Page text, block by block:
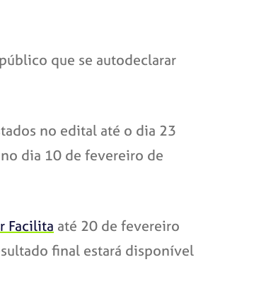
que se autodeclarar
no edital até o dia 23
dia 10 de fevereiro de
Facilita até 20 de fevereiro
final estará disponível